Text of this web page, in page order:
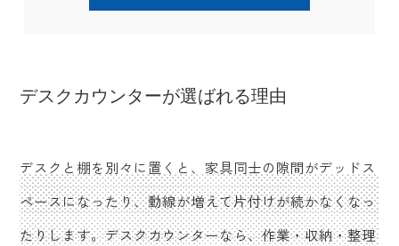
デスクカウンターが選ばれる理由
デスクと棚を別々に置くと、家具同士の隙間がデッドス
ペースになったり、動線が増えて片付けが続かなくなっ
たりします。デスクカウンターなら、作業・収納・整理